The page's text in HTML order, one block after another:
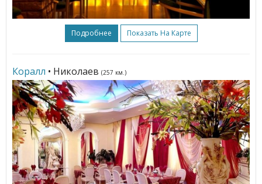
Подробнее Показать На Карте
Коралл • Николаев (257 км.)